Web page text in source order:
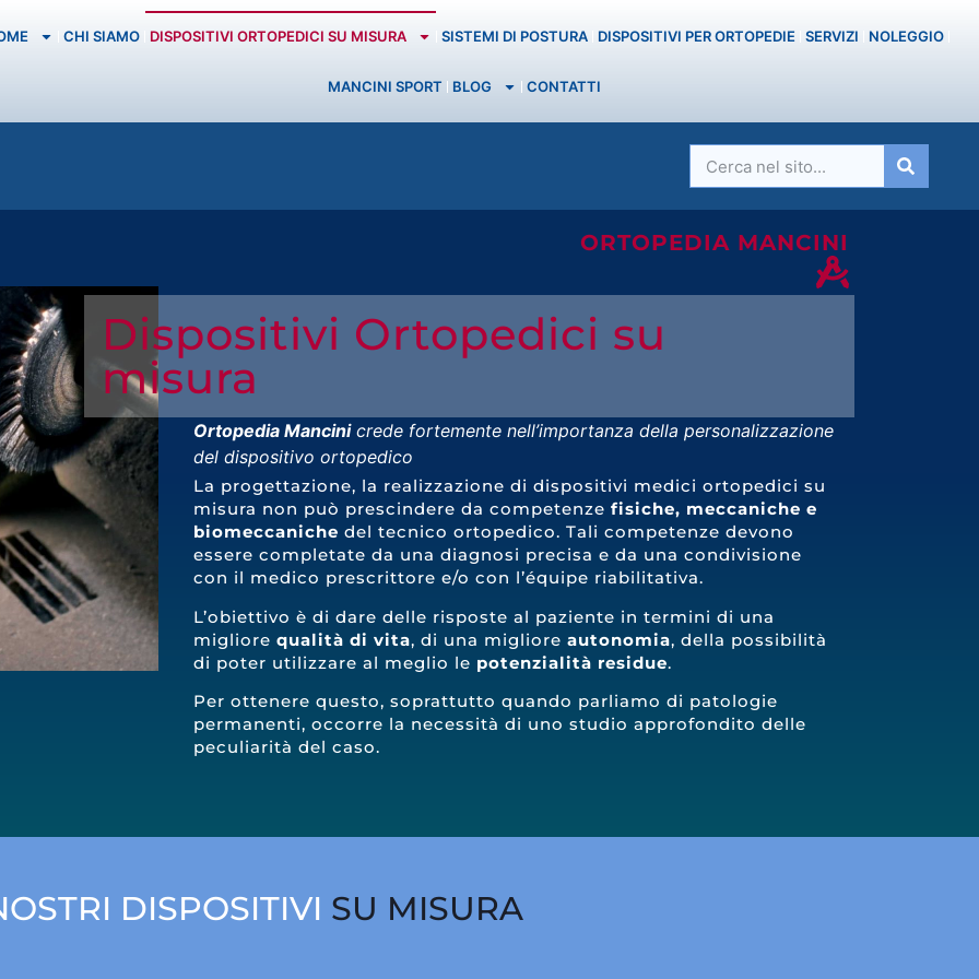
CHI SIAMO DISPOSITIVI ORTOPEDICI SU MISURA SISTEMI DI POSTURA DISPOSITIVI PER ORTOPEDIE SERVIZI NOLEGGIO
MANCINI SPORT BLOG CONTATTI
ORTOPEDIA MANCINI
Dispositivi Ortopedici su
misura
Ortopedia Mancinicrede fortemente nell’importanza della personalizzazione
del dispositivo ortopedico
La progettazione, la realizzazione di dispositivi medici ortopedici su
misura non può prescindere da competenzefisiche, meccaniche e
biomeccaniche del tecnico ortopedico. Tali competenze devono
essere completate da una diagnosi precisa e da una condivisione
con il medico prescrittore e/o con l’équipe riabilitativa.
L’obiettivo è di dare delle risposte al paziente in termini di una
migliorequalità di vita, di una miglioreautonomia, della possibilità
di poter utilizzare al meglio le potenzialità residue.
Per ottenere questo, soprattutto quando parliamo di patologie
permanenti, occorre la necessità di uno studio approfondito delle
peculiarità del caso.
DISPOSITIVI SU MISURA